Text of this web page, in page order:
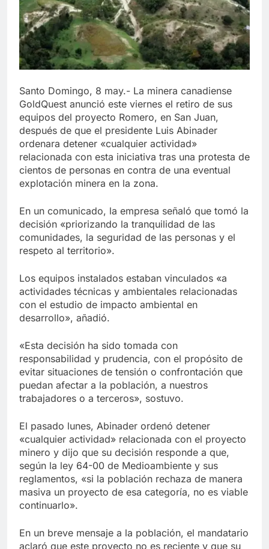
Santo Domingo, 8 may.- La minera canadiense
GoldQuest anunció este viernes el retiro de sus
equipos del proyecto Romero, en San Juan,
después de que el presidente Luis Abinader
ordenara detener «cualquier actividad»
relacionada con esta iniciativa tras una protesta de
cientos de personas en contra de una eventual
explotación minera en la zona.
En un comunicado, la empresa señaló que tomó la
decisión «priorizando la tranquilidad de las
comunidades, la seguridad de las personas y el
respeto al territorio».
Los equipos instalados estaban vinculados «a
actividades técnicas y ambientales relacionadas
con el estudio de impacto ambiental en
desarrollo», añadió.
«Esta decisión ha sido tomada con
responsabilidad y prudencia, con el propósito de
evitar situaciones de tensión o confrontación que
puedan afectar a la población, a nuestros
trabajadores o a terceros», sostuvo.
El pasado lunes, Abinader ordenó detener
«cualquier actividad» relacionada con el proyecto
minero y dijo que su decisión responde a que,
según la ley 64-00 de Medioambiente y sus
reglamentos, «si la población rechaza de manera
masiva un proyecto de esa categoría, no es viable
continuarlo».
En un breve mensaje a la población, el mandatario
aclaró que este proyecto no es reciente y que su